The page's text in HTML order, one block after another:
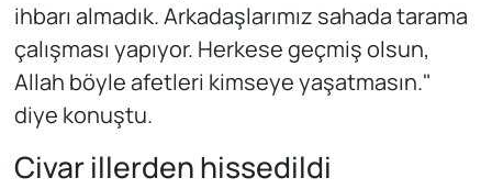
ihbarı almadık. Arkadaşlarımız sahada tarama
çalışması yapıyor. Herkese geçmiş olsun,
Allah böyle afetleri kimseye yaşatmasın."
diye konuştu.
Civar illerden hissedildi